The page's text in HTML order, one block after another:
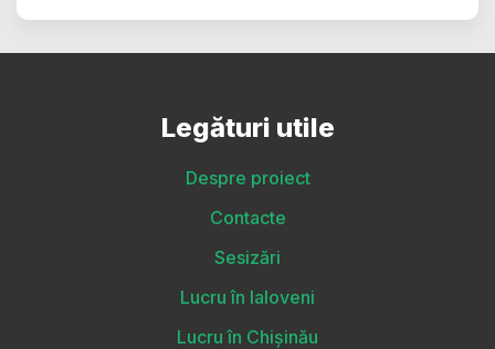
Legături utile
Despre proiect
Contacte
Sesizări
Lucru în Ialoveni
Lucru în Chișinău